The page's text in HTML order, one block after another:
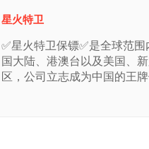
星火特卫
✅星火特卫保镖✅是全球范
国大陆、港澳台以及美国、
区，公司立志成为中国的王牌